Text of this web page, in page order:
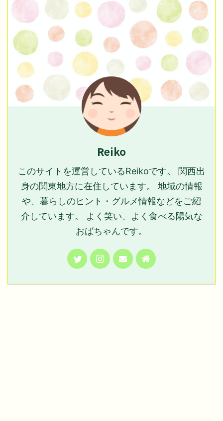
Reiko
このサイトを運営しているReikoです。 関西出
身の関東地方に在住しています。 地域の情報
や、暮らしのヒント・グルメ情報などをご紹
介しています。 よく笑い、よく食べる陽気な
おばちゃんです。